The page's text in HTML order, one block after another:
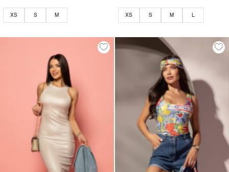
XS S M XS S M